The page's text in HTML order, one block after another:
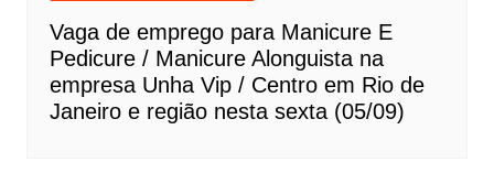
Vaga de emprego para Manicure E
Pedicure / Manicure Alonguista na
empresa Unha Vip / Centro em Rio de
Janeiro e região nesta sexta (05/09)